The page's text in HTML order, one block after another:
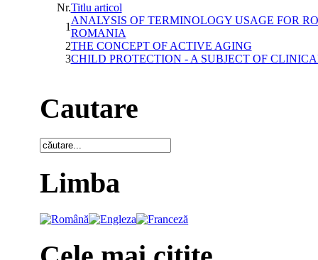
Nr.Titlu articol
1
ANALYSIS OF TERMINOLOGY USAGE FOR
ROMANIA
2THE CONCEPT OF ACTIVE AGING
3CHILD PROTECTION - A SUBJECT OF
Cautare
Limba